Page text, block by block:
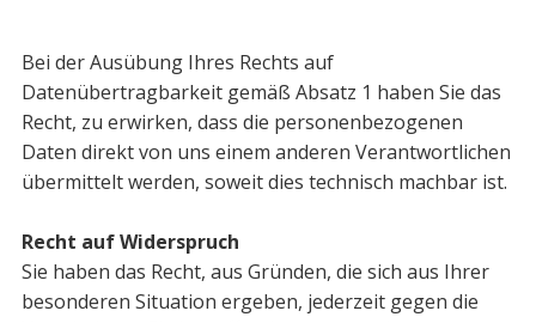
Bei der Ausübung Ihres Rechts auf
Datenübertragbarkeit gemäß Absatz 1 haben Sie das
Recht, zu erwirken, dass die personenbezogenen
Daten direkt von uns einem anderen Verantwortlichen
übermittelt werden, soweit dies technisch machbar ist.
Recht auf Widerspruch
Sie haben das Recht, aus Gründen, die sich aus Ihrer
besonderen Situation ergeben, jederzeit gegen die